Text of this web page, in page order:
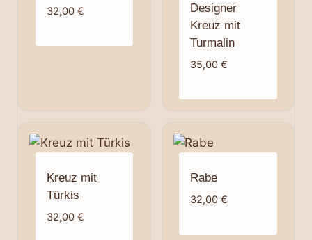
32,00 €
Designer
Kreuz mit
Turmalin
35,00 €
Kreuz mit
Türkis
32,00 €
Rabe
32,00 €